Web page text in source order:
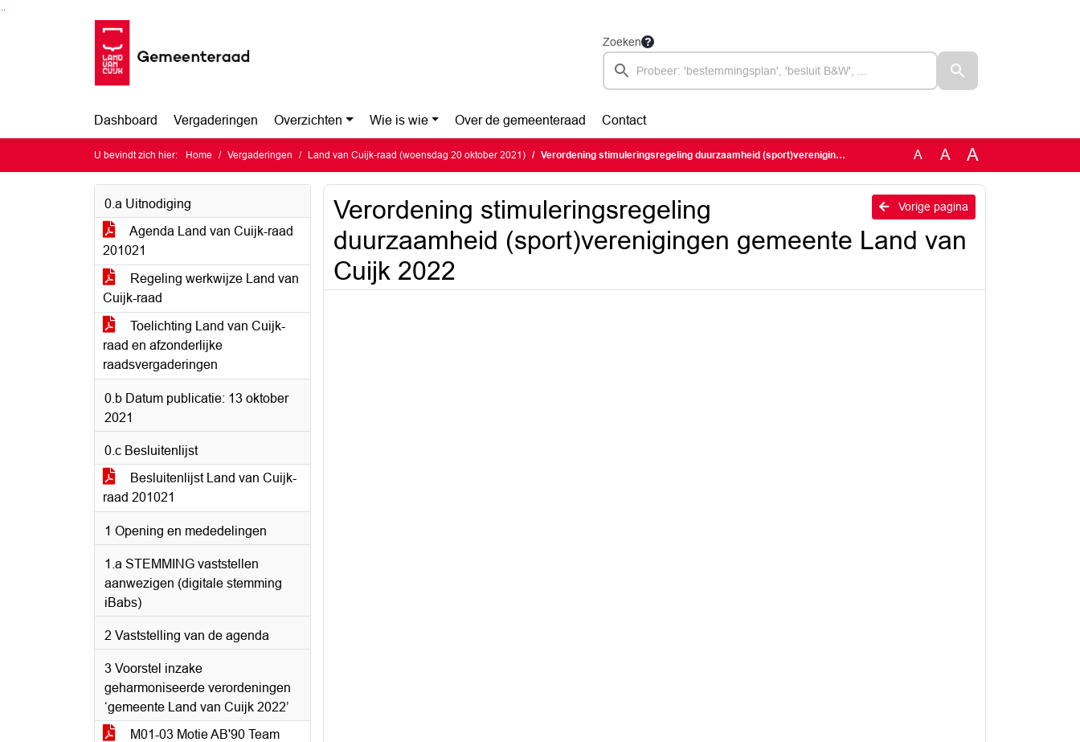
Ga naar de inhoud van deze pagina
Ga naar het zoeken
Ga naar het menu
Zoeken
Dashboard Vergaderingen Overzichten Wie is wie Over de gemeenteraad Contact
U bevindt zich hier: Home Vergaderingen Land van Cuijk-raad (woensdag 20 oktober 2021) Verordening stimuleringsregeling duurzaamheid (sport)verenigingen gemeente Land van Cuijk 2022 A A A
0.a Uitnodiging
Agenda Land van Cuijk-raad
201021
Regeling werkwijze Land van
Cuijk-raad
Toelichting Land van Cuijk-
raad en afzonderlijke
raadsvergaderingen
0.b Datum publicatie: 13 oktober
2021
0.c Besluitenlijst
Besluitenlijst Land van Cuijk-
raad 201021
1 Opening en mededelingen
1.a STEMMING vaststellen
aanwezigen (digitale stemming
iBabs)
2 Vaststelling van de agenda
3 Voorstel inzake
geharmoniseerde verordeningen
‘gemeente Land van Cuijk 2022’
M01-03 Motie AB'90 Team
Vorige pagina
Verordening stimuleringsregeling
duurzaamheid (sport)verenigingen gemeente Land van
Cuijk 2022